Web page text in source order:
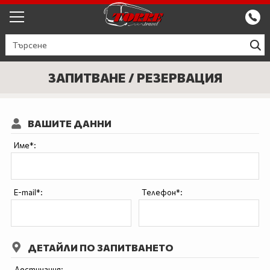
ЕКСКУРЗИИ ОТ ПЛОВДИВ
КРУИЗИ
Круизи с водач
БЪЛГАРИЯ
ЕВРОПА
ТУРЦИЯ
ПОЧИВКИ В ТУРЦИЯ 2026
ЗАПИТВАНЕ / РЕЗЕРВАЦИЯ
ВАШИТЕ ДАННИ
Име*:
E-mail*: Телефон*:
ДЕТАЙЛИ ПО ЗАПИТВАНЕТО